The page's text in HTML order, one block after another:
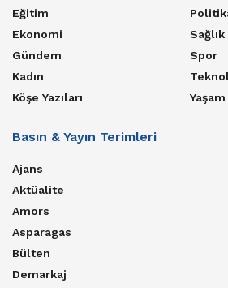
Eğitim
Ekonomi
Gündem
Kadın
Köşe Yazıları
Sağlık
Spor
Yaşam
Basın & Yayın Terimleri
Ajans
Aktüalite
Amors
Asparagas
Bülten
Demarkaj